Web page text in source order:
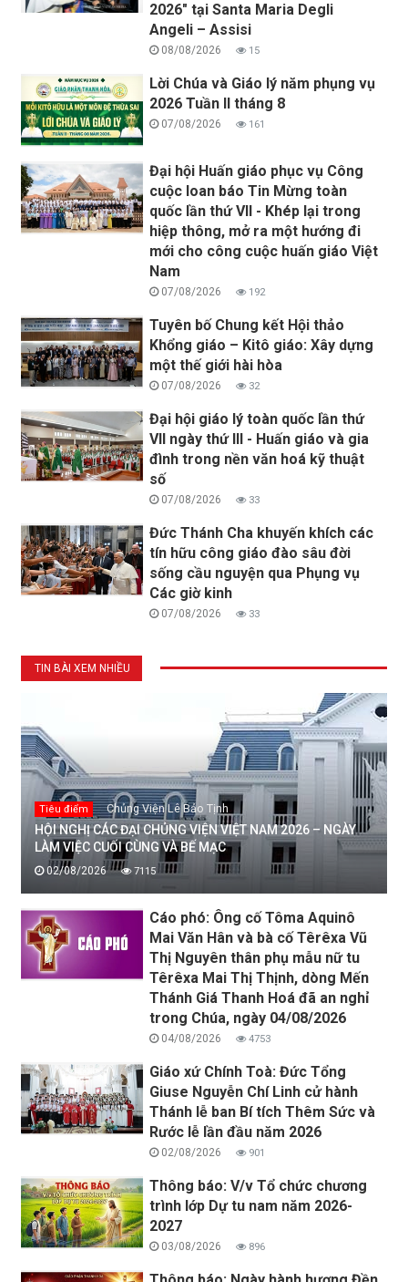
2026" tại Santa Maria Degli
Angeli – Assisi
08/08/2026 15
Lời Chúa và Giáo lý năm phụng vụ
2026 Tuần II tháng 8
07/08/2026 161
Đại hội Huấn giáo phục vụ Công
cuộc loan báo Tin Mừng toàn
quốc lần thứ VII - Khép lại trong
hiệp thông, mở ra một hướng đi
mới cho công cuộc huấn giáo Việt
Nam
07/08/2026 192
Tuyên bố Chung kết Hội thảo
Khổng giáo – Kitô giáo: Xây dựng
một thế giới hài hòa
07/08/2026 32
Đại hội giáo lý toàn quốc lần thứ
VII ngày thứ III - Huấn giáo và gia
đình trong nền văn hoá kỹ thuật
số
07/08/2026 33
Đức Thánh Cha khuyến khích các
tín hữu công giáo đào sâu đời
sống cầu nguyện qua Phụng vụ
Các giờ kinh
07/08/2026 33
TIN BÀI XEM NHIỀU
Tiêu điểm Chủng Viện Lê Bảo Tịnh
HỘI NGHỊ CÁC ĐẠI CHỦNG VIỆN VIỆT NAM 2026 – NGÀY
LÀM VIỆC CUỐI CÙNG VÀ BẾ MẠC
02/08/2026 7115
Cáo phó: Ông cố Tôma Aquinô
Mai Văn Hân và bà cố Têrêxa Vũ
Thị Nguyên thân phụ mẫu nữ tu
Têrêxa Mai Thị Thịnh, dòng Mến
Thánh Giá Thanh Hoá đã an nghỉ
trong Chúa, ngày 04/08/2026
04/08/2026 4753
Giáo xứ Chính Toà: Đức Tổng
Giuse Nguyễn Chí Linh cử hành
Thánh lễ ban Bí tích Thêm Sức và
Rước lễ lần đầu năm 2026
02/08/2026 901
Thông báo: V/v Tổ chức chương
trình lớp Dự tu nam năm 2026-
2027
03/08/2026 896